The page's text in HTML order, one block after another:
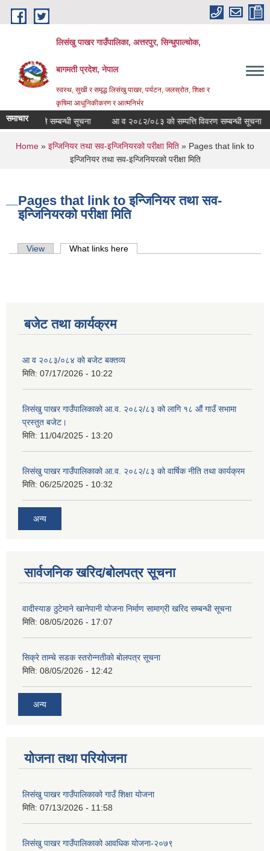
Skip to main content
लिसंखु पाखर गाउँपालिका, अत्तरपुर, सिन्धुपाल्चोक,
बागमती प्रदेश, नेपाल
स्वस्थ, सुखी र समृद्ध लिसंखु पाखर, पर्यटन, जलस्रोत, शिक्षा र
कृषिमा आधुनिकीकरण र आत्मनिर्भर
समाचार
सेवा लिने सम्बन्धी सूचना आ व २०८२/०८३ काे सम्पत्ति विवरण सम्बन्धी सूचना
You are here
Home » इन्जिनियर तथा सव-इन्जिनियरको परीक्षा मिति » Pages that link to
इन्जिनियर तथा सव-इन्जिनियरको परीक्षा मिति
Pages that link to इन्जिनियर तथा सव-
इन्जिनियरको परीक्षा मिति
Primary tabs
View What links here
बजेट तथा कार्यक्रम
आ व २०८३/०८४ काे बजेट बक्तव्य
मिति: 07/17/2026 - 10:22
लिसंखु पाखर गाउँपालिकाको आ.व. २०८२/८३ को लागि १८ औं गाउँ सभामा
प्रस्तुत बजेट।
मिति: 11/04/2025 - 13:20
लिसंखु पाखर गाउँपालिकाको आ.व. २०८२/८३ को वार्षिक नीति तथा कार्यक्रम
मिति: 06/25/2025 - 10:32
अन्य
सार्वजनिक खरिद/बोलपत्र सूचना
वादीस्याङ ठुटेमाने खानेपानी याेजना निर्माण सामाग्री खरिद सम्बन्धी सूचना
मिति: 08/05/2026 - 17:07
सिक्रे ताम्चे सडक स्तराेन्नतीकाे बाेलपत्र सूचना
मिति: 08/05/2026 - 12:42
अन्य
योजना तथा परियोजना
लिसंखु पाखर गाउँपालिकाको गाउँ शिक्षा योजना
मिति: 07/13/2026 - 11:58
लिसंखु पाखर गाउँपालिकाको आवधिक योजना-२०७९